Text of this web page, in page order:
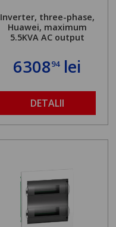
Inverter, three-phase,
Huawei, maximum
5.5KVA AC output
630894lei
DETALII